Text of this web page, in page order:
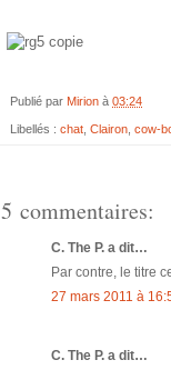
Publié par Mirion à 03:24
Libellés : chat Clairon cow-
5 commentaires:
C. The P. a dit…
Par contre, le titre
27 mars 2011 à
C. The P. a dit…